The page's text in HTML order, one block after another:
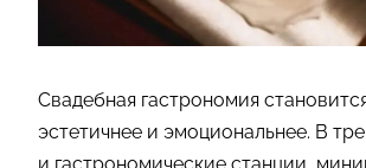
Свадебная гастрономия
эстетичнее и эмоциональнее. В